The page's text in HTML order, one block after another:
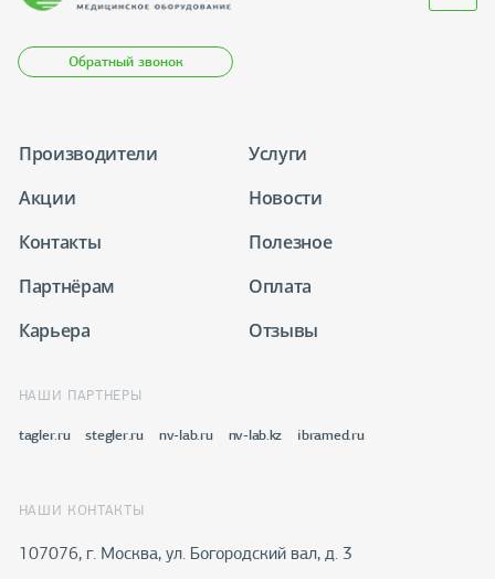
Обратный звонок
Производители
Услуги
Акции
Новости
Контакты
Полезное
Партнёрам
Оплата
Карьера
Отзывы
НАШИ ПАРТНЕРЫ
tagler.ru stegler.ru nv-lab.ru nv-lab.kz ibramed.ru
НАШИ КОНТАКТЫ
107076, г. Москва, ул. Богородский вал, д. 3